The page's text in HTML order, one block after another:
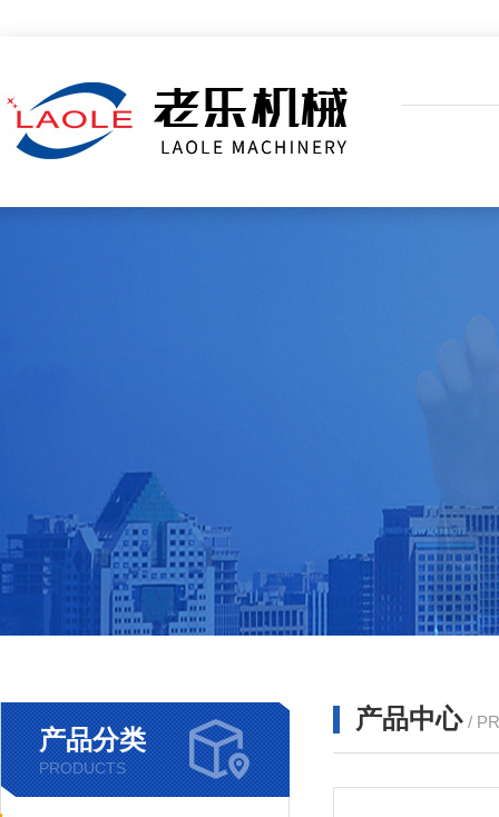
产品分类
PRODUCTS
产品中心 /